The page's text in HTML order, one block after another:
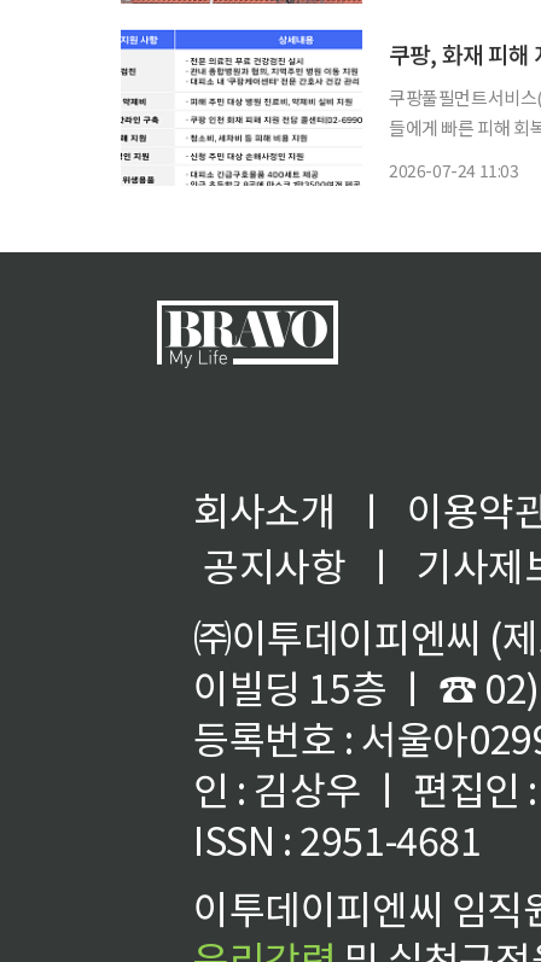
쿠팡, 화재 피해
쿠팡풀필먼트서비
들에게 빠른 피해 회복을 위한
2026-07-24 11:03
회사소개 ㅣ
이용약
공지사항
ㅣ
기사제
㈜이투데이피엔씨 (
이빌딩 15층 ㅣ ☎
등록번호 : 서울아
인 : 김상우 ㅣ 편집인
ISSN : 2951-4681
이투데이피엔씨 임